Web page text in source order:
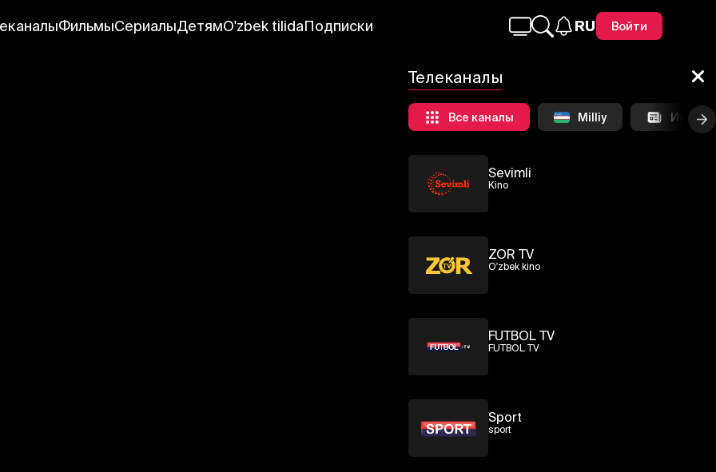
ФильмыСериалыДетямO'zbek tilidaПодписки RU Войти
Телеканалы
Все каналы Milliy
Sevimli
Kino
ZOR TV
O'zbek kino
FUTBOL TV
FUTBOL TV
Sport
sport